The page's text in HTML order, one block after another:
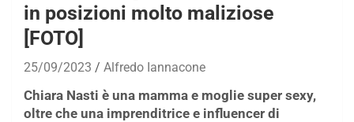
in posizioni molto maliziose
[FOTO]
25/09/2023 Alfredo Iannacone
Chiara Nasti è una mamma e moglie super sexy,
oltre che una imprenditrice e influencer di